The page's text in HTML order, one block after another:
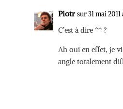
Piotr sur 31 mai 2011
C’est à dire ^^ ?
Ah oui en effet, je
angle totalement